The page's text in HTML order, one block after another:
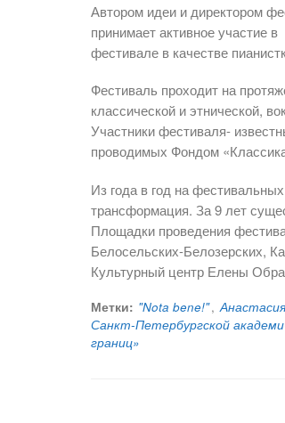
Автором идеи и директором
принимает активное участие в
фестивале в качестве
Фестиваль проходит на
классической и этнической,
Участники фестиваля-
проводимых Фондом
Из года в год на
трансформация. За 9 лет
Площадки проведения
Белосельских-Белозерских,
Культурный центр Елены
Метки: "Nota bene!",
Санкт-Петербургской
границ»